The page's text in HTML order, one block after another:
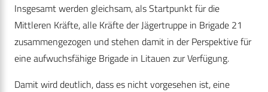
Insgesamt werden gleichsam, als Startpunkt für die
Mittleren Kräfte, alle Kräfte der Jägertruppe in Brigade 21
zusammengezogen und stehen damit in der Perspektive für
eine aufwuchsfähige Brigade in Litauen zur Verfügung.
Damit wird deutlich, dass es nicht vorgesehen ist, eine